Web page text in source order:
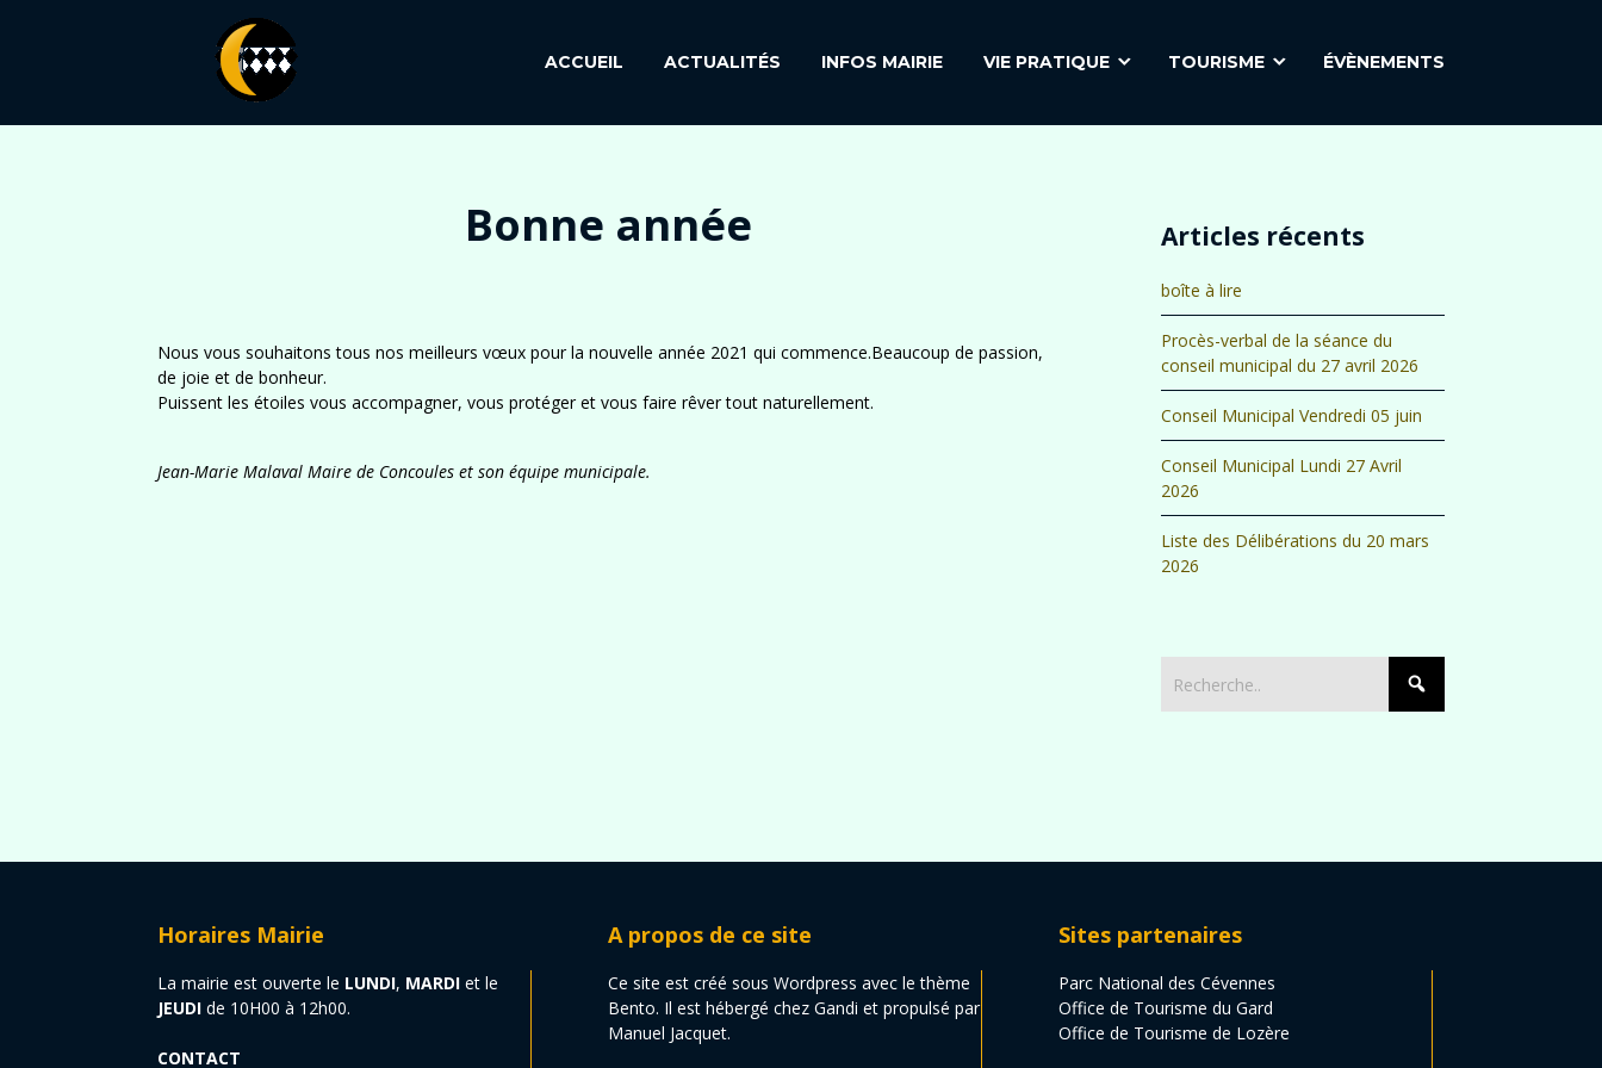
ACCUEIL ACTUALITÉS INFOS MAIRIE VIE PRATIQUE TOURISME ÉVÈNEMENTS
Bonne année
Nous vous souhaitons tous nos meilleurs vœux pour la nouvelle année 2021 qui commence.Beaucoup de passion,
de joie et de bonheur.
Puissent les étoiles vous accompagner, vous protéger et vous faire rêver tout naturellement.
Jean-Marie Malaval Maire de Concoules et son équipe municipale.
Articles récents
boîte à lire
Procès-verbal de la séance du
conseil municipal du 27 avril 2026
Conseil Municipal Vendredi 05 juin
Conseil Municipal Lundi 27 Avril
2026
Liste des Délibérations du 20 mars
2026
Horaires Mairie
La mairie est ouverte le LUNDI, MARDI et le
JEUDI de 10H00 à 12h00.
CONTACT
A propos de ce site
Ce site est créé sous Wordpress avec le thème
Bento. Il est hébergé chez Gandi et propulsé par
Manuel Jacquet.
Sites partenaires
Parc National des Cévennes
Office de Tourisme du Gard
Office de Tourisme de Lozère